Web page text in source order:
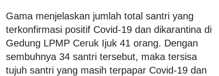
Gama menjelaskan jumlah total santri yang
terkonfirmasi positif Covid-19 dan dikarantina di
Gedung LPMP Ceruk Ijuk 41 orang. Dengan
sembuhnya 34 santri tersebut, maka tersisa
tujuh santri yang masih terpapar Covid-19 dan